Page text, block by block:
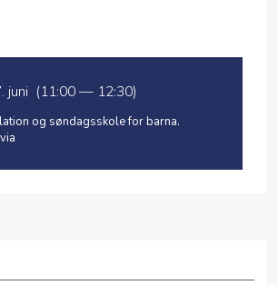
juni (11:00 — 12:30)
og søndagsskole for barna.